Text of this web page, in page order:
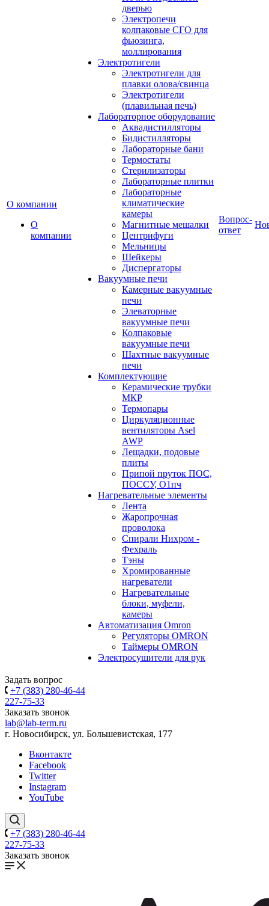
О компании
О
компании
дверью
Электропечи
колпаковые СГО для
фьюзинга,
моллирования
Электротигели
Электротигели для
плавки олова/свинца
Электротигели
(плавильная печь)
Лабораторное оборудование
Аквадистилляторы
Бидистилляторы
Лабораторные бани
Термостаты
Стерилизаторы
Лабораторные плитки
Лабораторные
климатические
камеры
Магнитные мешалки
Центрифуги
Мельницы
Шейкеры
Диспергаторы
Вакуумные печи
Камерные вакуумные
печи
Элеваторные
вакуумные печи
Колпаковые
вакуумные печи
Шахтные вакуумные
печи
Комплектующие
Керамические трубки
МКР
Термопары
Циркуляционные
вентиляторы Asel
AWP
Лещадки, подовые
плиты
Припой пруток ПОС,
ПОССУ, О1пч
Нагревательные элементы
Лента
Жаропрочная
проволока
Спирали Нихром -
Фехраль
Тэны
Хромированные
нагреватели
Нагревательные
блоки, муфели,
камеры
Автоматизация Omron
Регуляторы OMRON
Таймеры OMRON
Электросушители для рук
Вопрос-
ответ
Задать вопрос
+7 (383) 280-46-44
227-75-33
Заказать звонок
lab@lab-term.ru
г. Новосибирск, ул. Большевистская, 177
Вконтакте
Facebook
Twitter
Instagram
YouTube
+7 (383) 280-46-44
227-75-33
Заказать звонок